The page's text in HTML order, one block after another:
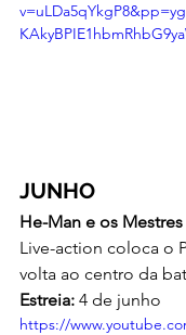
JUNHO
He-Man e os
Live-action coloca o
volta ao centro da
Estreia: 4 de junho
https://